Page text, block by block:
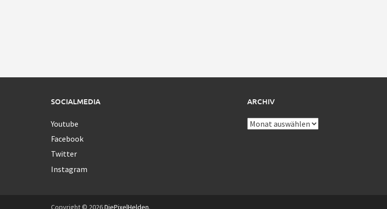
SOCIALMEDIA
Youtube
Facebook
Twitter
Instagram
ARCHIV
Archiv
Copyright © 2026DiePixelHelden.